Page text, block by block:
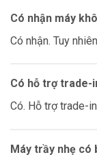
Có nhận máy
Có nhận. Tuy
Có hỗ trợ trade-
Có. Hỗ trợ trade-
Máy trầy nhẹ có